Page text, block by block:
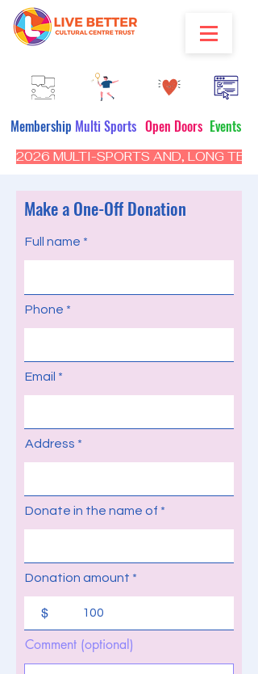
Multi Sports Open Doors Events
Membership
2026 MULTI-SPORTS AND, LONG
Make a One-Off Donation
Full name
Phone
Email
Address
Donate in the name of
Donation amount
$
Comment (optional)